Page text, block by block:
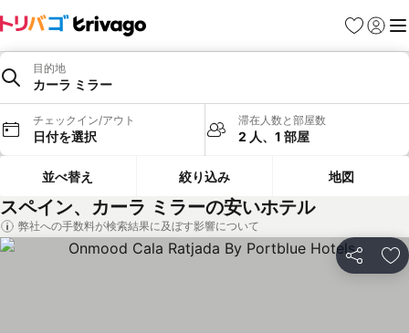
お気に入り
ログイ
メ
目的地
カーラ ミラー
チェックイン/アウト
日付を選択
滞在人数と部屋数
2 人、1 部屋
並べ替え 絞り込み 地図
スペイン、カーラ ミラーの安いホテル
弊社への手数料が検索結果に及ぼす影響について
シェア お